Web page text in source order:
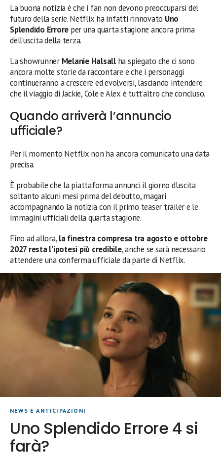
La buona notizia è che i fan non devono preoccuparsi del
futuro della serie. Netflix ha infatti rinnovato Uno
Splendido Errore per una quarta stagione ancora prima
dell’uscita della terza.
La showrunner Melanie Halsallha spiegato che ci sono
ancora molte storie da raccontare e che i personaggi
continueranno a crescere ed evolversi, lasciando intendere
che il viaggio di Jackie, Cole e Alex è tutt’altro che concluso.
Quando arriverà l’annuncio
ufficiale?
Per il momento Netflix non ha ancora comunicato una data
precisa.
È probabile che la piattaforma annunci il giorno d’uscita
soltanto alcuni mesi prima del debutto, magari
accompagnando la notizia con il primo teaser trailer e le
immagini ufficiali della quarta stagione.
Fino ad allora,la finestra compresa tra agosto e ottobre
2027 resta l’ipotesi più credibile, anche se sarà necessario
attendere una conferma ufficiale da parte di Netflix.
NEWS E ANTICIPAZIONI
Uno Splendido Errore 4 si
farà?